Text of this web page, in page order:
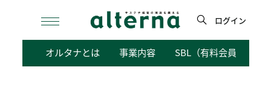
検
ログイン
オルタナとは 事業内容 SBL（有料会員向けサ